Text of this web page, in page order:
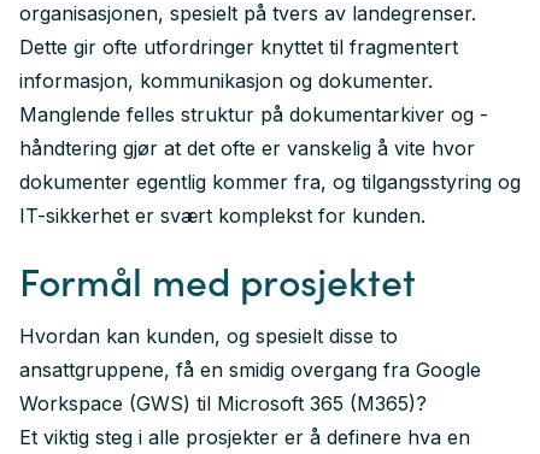
organisasjonen, spesielt på tvers av landegrenser.
Dette gir ofte utfordringer knyttet til fragmentert
informasjon, kommunikasjon og dokumenter.
Manglende felles struktur på dokumentarkiver og -
håndtering gjør at det ofte er vanskelig å vite hvor
dokumenter egentlig kommer fra, og tilgangsstyring og
IT-sikkerhet er svært komplekst for kunden.
Formål med prosjektet
Hvordan kan kunden, og spesielt disse to
ansattgruppene, få en smidig overgang fra Google
Workspace (GWS) til Microsoft 365 (M365)?
Et viktig steg i alle prosjekter er å definere hva en